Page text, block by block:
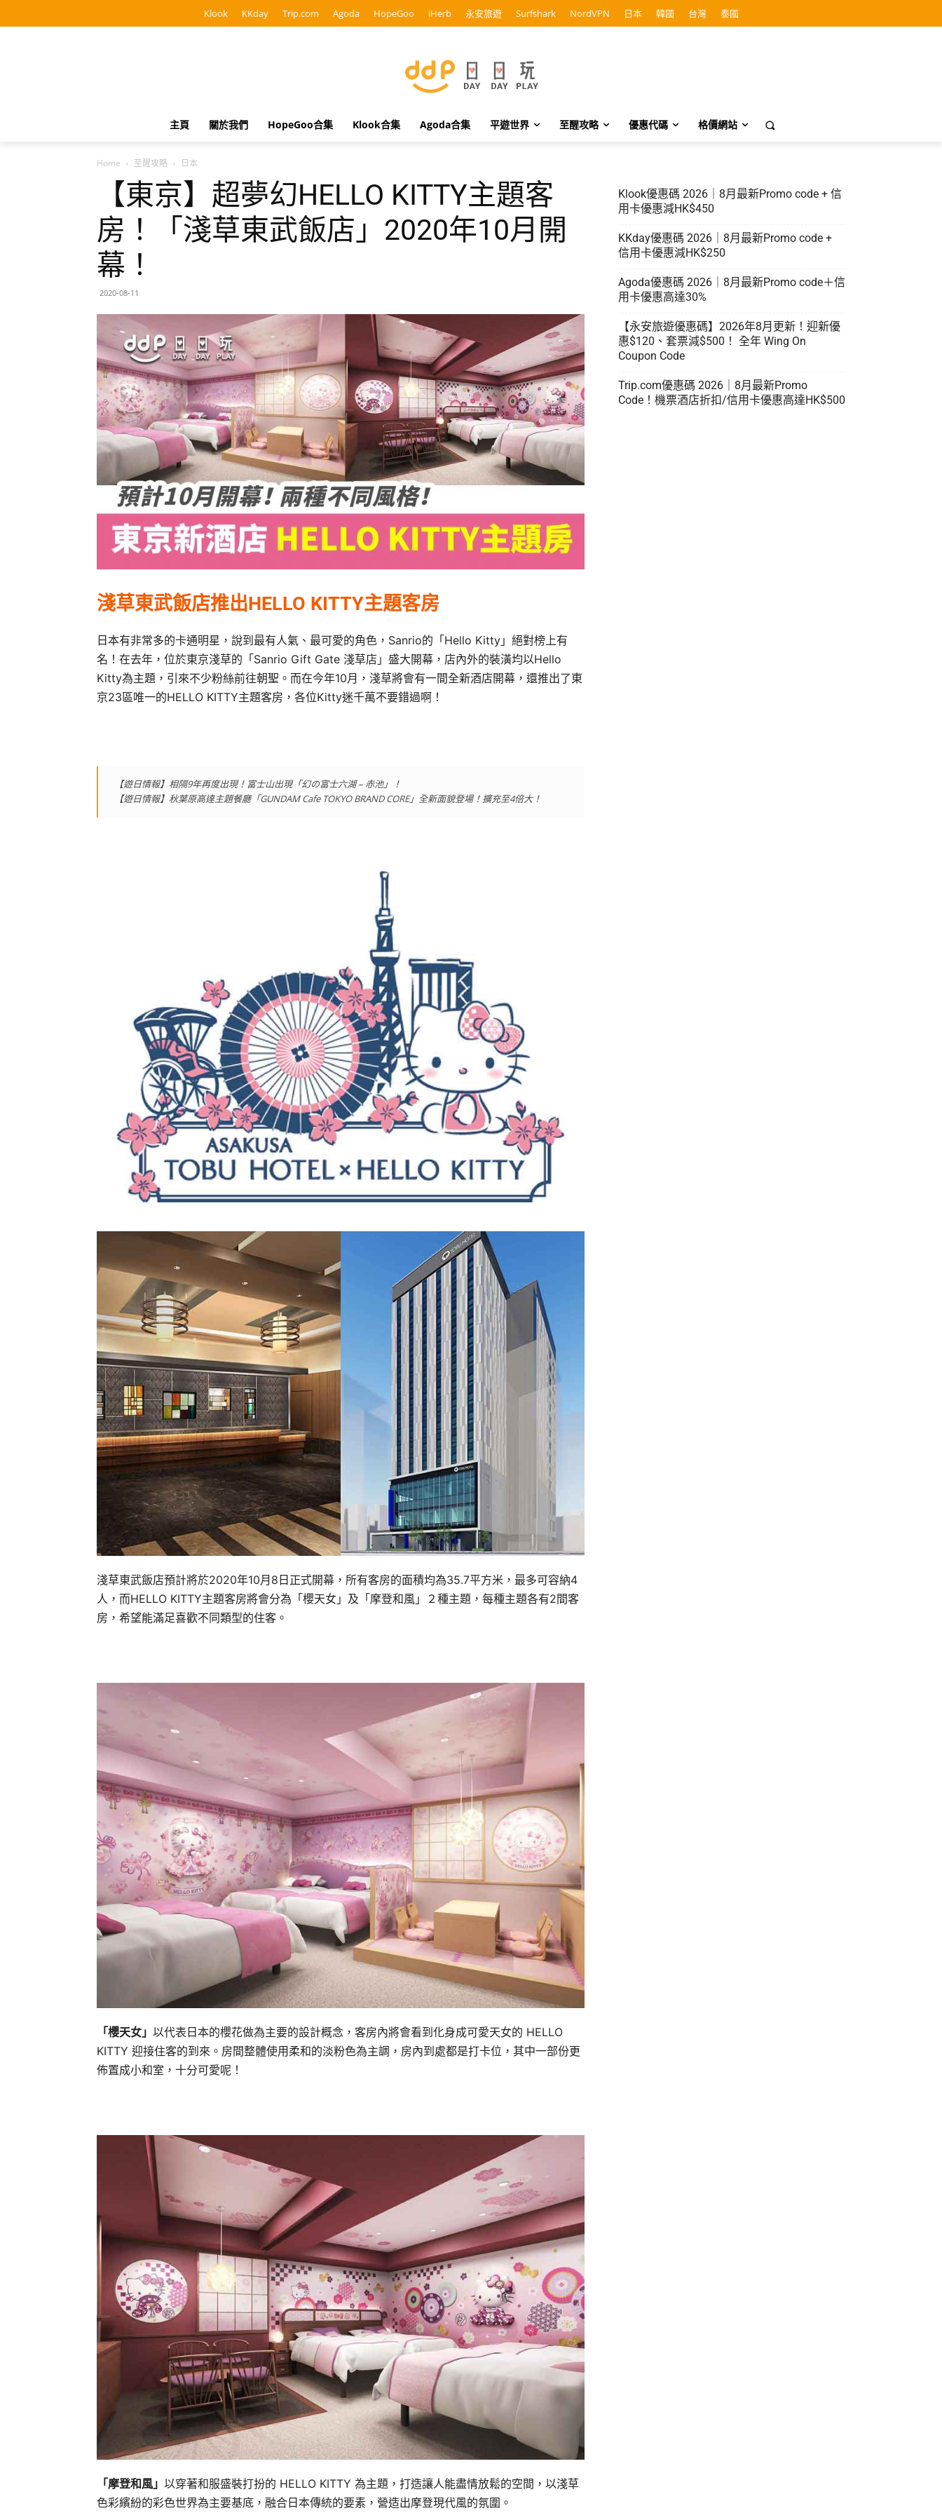
Klook KKday Trip.com Agoda HopeGoo iHerb 永安旅遊 Surfshark NordVPN 日本 韓國 台灣 泰國
主頁 關於我們 HopeGoo合集 Klook合集 Agoda合集 平遊世界 至醒攻略 優惠代碼 格價網站
Home 至醒攻略 日本
【東京】超夢幻HELLO KITTY主題客
房！「淺草東武飯店」2020年10月開
幕！
2020-08-11
淺草東武飯店推出HELLO KITTY主題客房
日本有非常多的卡通明星，說到最有人氣、最可愛的角色，Sanrio的「Hello Kitty」絕對榜上有
名！在去年，位於東京淺草的「Sanrio Gift Gate 淺草店」盛大開幕，店內外的裝潢均以Hello
Kitty為主題，引來不少粉絲前往朝聖。而在今年10月，淺草將會有一間全新酒店開幕，還推出了東
京23區唯一的HELLO KITTY主題客房，各位Kitty迷千萬不要錯過啊！
【遊日情報】相隔9年再度出現！富士山出現「幻の富士六湖 – 赤池」！
【遊日情報】秋葉原高達主題餐廳「GUNDAM Cafe TOKYO BRAND CORE」全新面貌登場！擴充至4倍大！
淺草東武飯店預計將於2020年10月8日正式開幕，所有客房的面積均為35.7平方米，最多可容納4
人，而HELLO KITTY主題客房將會分為「櫻天女」及「摩登和風」２種主題，每種主題各有2間客
房，希望能滿足喜歡不同類型的住客。
「櫻天女」 以代表日本的櫻花做為主要的設計概念，客房內將會看到化身成可愛天女的 HELLO
KITTY 迎接住客的到來。房間整體使用柔和的淡粉色為主調，房內到處都是打卡位，其中一部份更
佈置成小和室，十分可愛呢！
「摩登和風」 以穿著和服盛裝打扮的 HELLO KITTY 為主題，打造讓人能盡情放鬆的空間，以淺草
色彩繽紛的彩色世界為主要基底，融合日本傳統的要素，營造出摩登現代風的氛圍。
Klook優惠碼 2026｜8月最新Promo code + 信
用卡優惠減HK$450
KKday優惠碼 2026｜8月最新Promo code +
信用卡優惠減HK$250
Agoda優惠碼 2026｜8月最新Promo code＋信
用卡優惠高達30%
【永安旅遊優惠碼】2026年8月更新！迎新優
惠$120、套票減$500！ 全年 Wing On
Coupon Code
Trip.com優惠碼 2026｜8月最新Promo
Code！機票酒店折扣/信用卡優惠高達HK$500